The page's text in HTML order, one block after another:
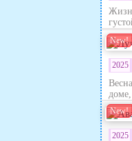
New!
2025
New!
2025